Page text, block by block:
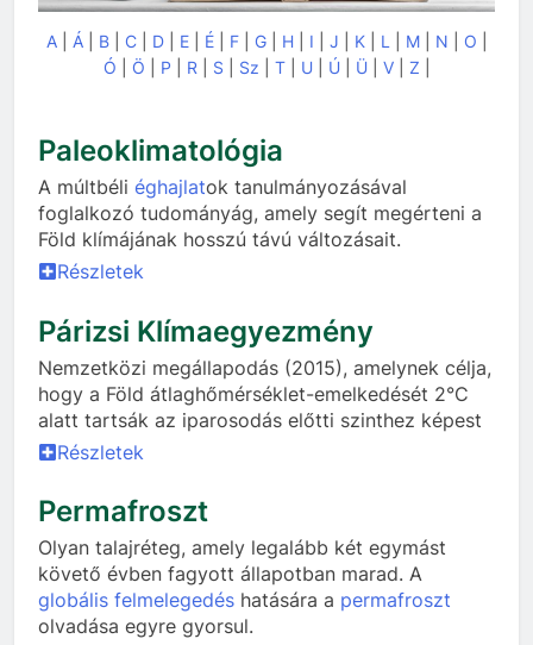
A| Á| B| C| D| E| É| F| G| H| I J K| L M| N O
Ó
Ö P R S Sz T| U| Ú| Ü| V| Z
Paleoklimatológia
A múltbéli éghajlatok tanulmányozásával
foglalkozó tudományág, amely segít megérteni a
Föld klímájának hosszú távú változásait.
Részletek
Párizsi Klímaegyezmény
Nemzetközi megállapodás (2015), amelynek célja,
hogy a Föld átlaghőmérséklet-emelkedését 2°C
alatt tartsák az iparosodás előtti szinthez képest
Részletek
Permafroszt
Olyan talajréteg, amely legalább két egymást
követő évben fagyott állapotban marad. A
globális felmelegedés hatására a permafroszt
olvadása egyre gyorsul.